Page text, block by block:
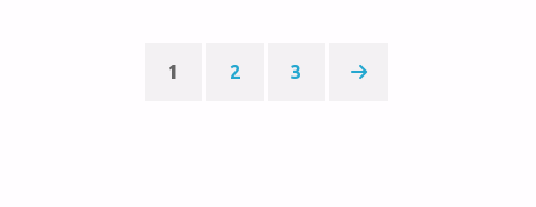
1 2 3